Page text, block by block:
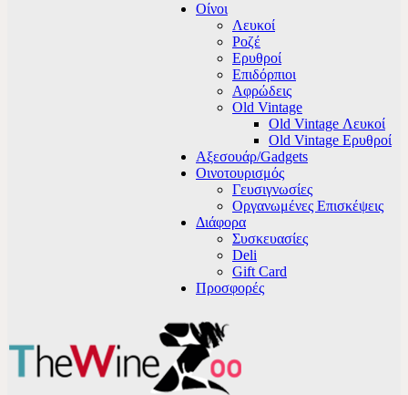
Οίνοι
Λευκοί
Ροζέ
Ερυθροί
Επιδόρπιοι
Αφρώδεις
Old Vintage
Old Vintage Λευκοί
Old Vintage Ερυθροί
Αξεσουάρ/Gadgets
Οινοτουρισμός
Γευσιγνωσίες
Οργανωμένες Επισκέψεις
Διάφορα
Συσκευασίες
Deli
Gift Card
Προσφορές